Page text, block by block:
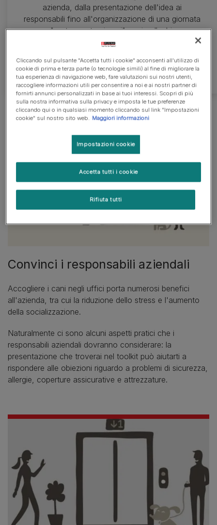
azienda, dalla presentazione dell'idea ai
responsabili fino all'organizzazione di una giornata
"porte aperte ai cani" per i colleghi.
una zampata di allegria al lavoro!
Convinci i responsabili aziendali
Accogliere i cani negli uffici porta numerosi benefici
all'azienda, tra cui la riduzione dello stress e l'aumento
della socializzazione.
Naturalmente ci sono alcuni aspetti pratici che i
responsabili aziendali dovranno considerare: la
presentazione che troverai nel toolkit può aiutarti a
rispondere alle obiezioni riguardo a problemi di sicurezza,
allergie, coperture assicurative e attrezzature.
Cliccando sul pulsante "Accetta tutti i cookie" acconsenti all'utilizzo di
cookie di prima e terza parte (o tecnologie simili) al fine di migliorare la
tua esperienza di navigazione web, fare valutazioni sui nostri utenti,
raccogliere informazioni utili per consentire a noi e ai nostri partner di
fornirti annunci personalizzati in base ai tuoi interessi. Scopri di più
sulla nostra informativa sulla privacy e imposta le tue preferenze
cliccando qui o in qualsiasi momento cliccando sul link "Impostazioni
cookie" sul nostro sito web. Maggiori informazioni
Impostazioni cookie
Rifiuta tutti
Accetta tutti i cookie